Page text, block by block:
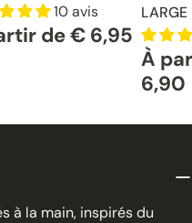
10 avis
de € 6,95
LARGE
Prix
normal
À
6,90
à la main, inspirés du